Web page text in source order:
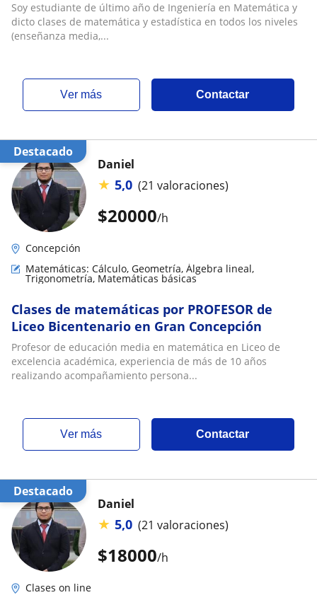
Soy estudiante de último año de Ingeniería en Matemática y
dicto clases de matemática y estadística en todos los niveles
(enseñanza media,...
ver más Contactar
Destacado
$20000/h
Daniel
★ 5,0 (21 valoraciones)
Concepción
Matemáticas: Cálculo, Geometría, Álgebra lineal,
Trigonometría, Matemáticas básicas
Clases de matemáticas por PROFESOR de
Liceo Bicentenario en Gran Concepción
Profesor de educación media en matemática en Liceo de
excelencia académica, experiencia de más de 10 años
realizando acompañamiento persona...
ver más Contactar
Destacado
$18000/h
Daniel
★ 5,0 (21 valoraciones)
Clases on line